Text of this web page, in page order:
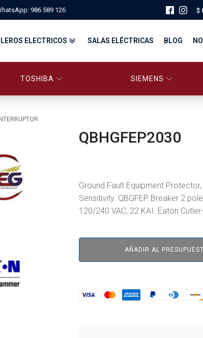
986 589 126 $
TERMOMAGNÉTICOS
Y CONTROL
ELECTRICOS
TABLEROS ELÉCTRICOS DISTRIBUCIÓN Y FUERZA
SALAS ELÉCTRICAS BLOG
TOSHIBA SIEMENS
INTERRUPTOR
QBHGFEP2030
Ground Fault Equipment
Sensitivity. QBGFEP Breaker 2
120/240 VAC, 22 KAI. Eaton
AÑADIR AL